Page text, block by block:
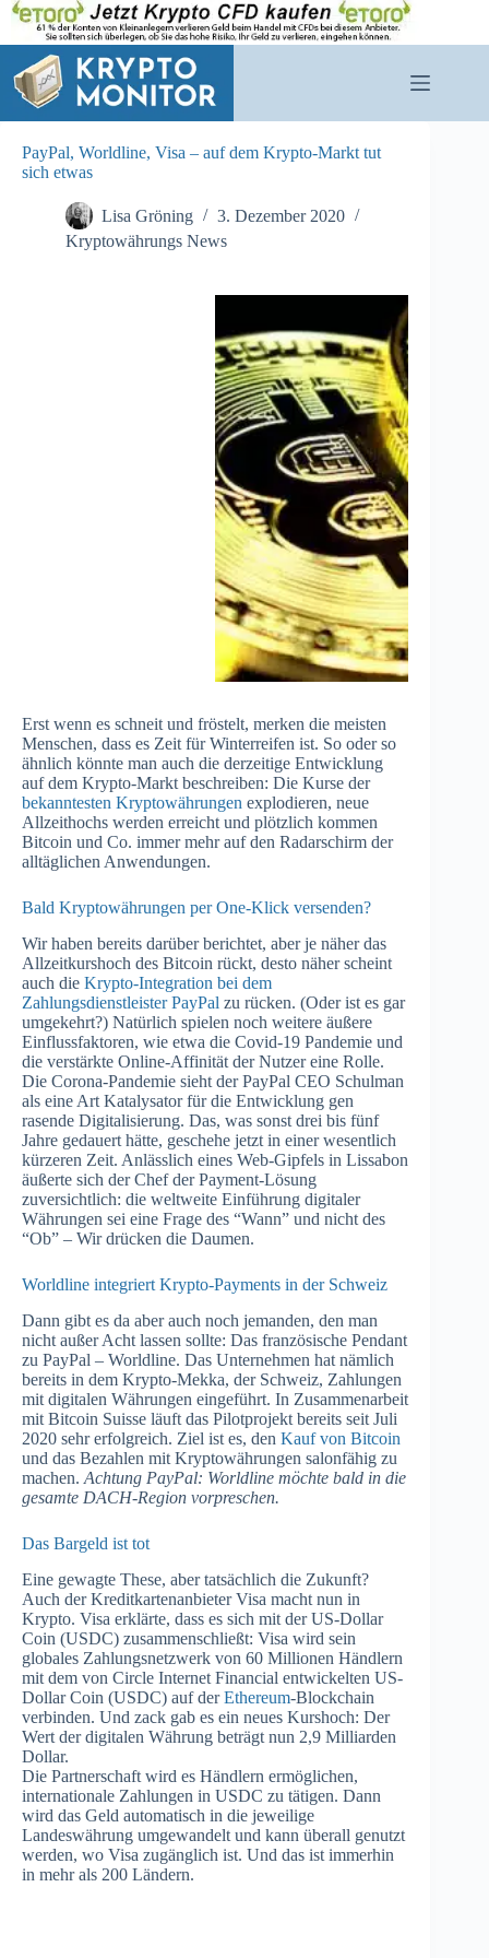
Zum
Inhalt
springen
PayPal, Worldline, Visa – auf dem Krypto-Markt tut
sich etwas
Lisa Gröning
3. Dezember 2020
Kryptowährungs News
Erst wenn es schneit und fröstelt, merken die meisten
Menschen, dass es Zeit für Winterreifen ist. So oder so
ähnlich könnte man auch die derzeitige Entwicklung
auf dem Krypto-Markt beschreiben: Die Kurse der
bekanntesten Kryptowährungen explodieren, neue
Allzeithochs werden erreicht und plötzlich kommen
Bitcoin und Co. immer mehr auf den Radarschirm der
alltäglichen Anwendungen.
Bald Kryptowährungen per One-Klick versenden?
Wir haben bereits darüber berichtet, aber je näher das
Allzeitkurshoch des Bitcoin rückt, desto näher scheint
auch die Krypto-Integration bei dem
Zahlungsdienstleister PayPal zu rücken. (Oder ist es gar
umgekehrt?) Natürlich spielen noch weitere äußere
Einflussfaktoren, wie etwa die Covid-19 Pandemie und
die verstärkte Online-Affinität der Nutzer eine Rolle.
Die Corona-Pandemie sieht der PayPal CEO Schulman
als eine Art Katalysator für die Entwicklung gen
rasende Digitalisierung. Das, was sonst drei bis fünf
Jahre gedauert hätte, geschehe jetzt in einer wesentlich
kürzeren Zeit. Anlässlich eines Web-Gipfels in Lissabon
äußerte sich der Chef der Payment-Lösung
zuversichtlich: die weltweite Einführung digitaler
Währungen sei eine Frage des “Wann” und nicht des
“Ob” – Wir drücken die Daumen.
Worldline integriert Krypto-Payments in der Schweiz
Dann gibt es da aber auch noch jemanden, den man
nicht außer Acht lassen sollte: Das französische Pendant
zu PayPal – Worldline. Das Unternehmen hat nämlich
bereits in dem Krypto-Mekka, der Schweiz, Zahlungen
mit digitalen Währungen eingeführt. In Zusammenarbeit
mit Bitcoin Suisse läuft das Pilotprojekt bereits seit Juli
2020 sehr erfolgreich. Ziel ist es, den Kauf von Bitcoin
und das Bezahlen mit Kryptowährungen salonfähig zu
machen. Achtung PayPal: Worldline möchte bald in die
gesamte DACH-Region vorpreschen.
Das Bargeld ist tot
Eine gewagte These, aber tatsächlich die Zukunft?
Auch der Kreditkartenanbieter Visa macht nun in
Krypto. Visa erklärte, dass es sich mit der US-Dollar
Coin (USDC) zusammenschließt: Visa wird sein
globales Zahlungsnetzwerk von 60 Millionen Händlern
mit dem von Circle Internet Financial entwickelten US-
Dollar Coin (USDC) auf derEthereum-Blockchain
verbinden. Und zack gab es ein neues Kurshoch: Der
Wert der digitalen Währung beträgt nun 2,9 Milliarden
Dollar.
Die Partnerschaft wird es Händlern ermöglichen,
internationale Zahlungen in USDC zu tätigen. Dann
wird das Geld automatisch in die jeweilige
Landeswährung umgewandelt und kann überall genutzt
werden, wo Visa zugänglich ist. Und das ist immerhin
in mehr als 200 Ländern.